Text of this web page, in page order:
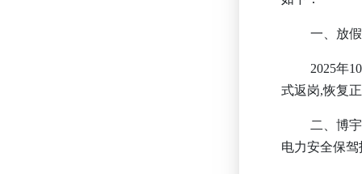
一 放
2025年10
式返岗,恢复
二、博
电力安全保